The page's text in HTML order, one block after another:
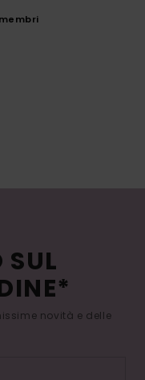
SUL
novità e delle